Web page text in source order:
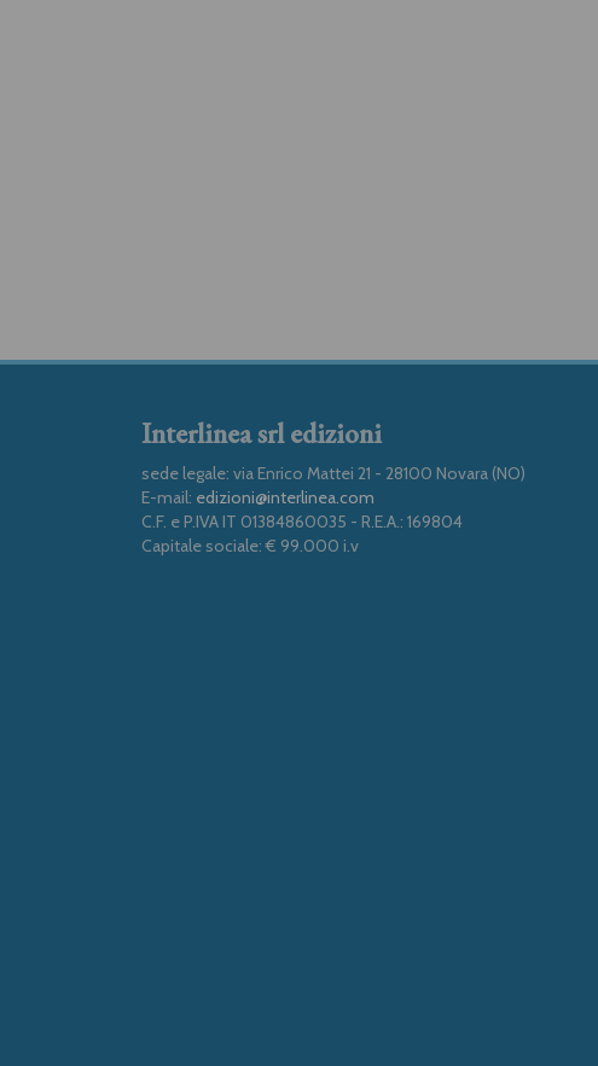
Interlinea srl edizioni
sede legale: via Enrico Mattei 21 - 28100 Novara (NO)
E-mail: edizioni@interlinea.com
C.F. e P.IVA IT 01384860035 - R.E.A.: 169804
Capitale sociale: € 99.000 i.v